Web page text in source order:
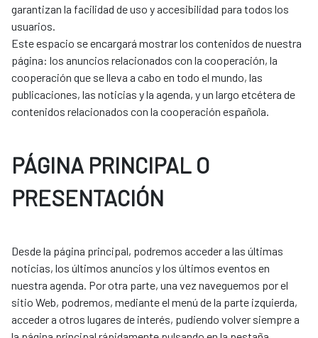
garantizan la facilidad de uso y accesibilidad para todos los
usuarios.
Este espacio se encargará mostrar los contenidos de nuestra
página: los anuncios relacionados con la cooperación, la
cooperación que se lleva a cabo en todo el mundo, las
publicaciones, las noticias y la agenda, y un largo etcétera de
contenidos relacionados con la cooperación española.
PÁGINA PRINCIPAL O
PRESENTACIÓN
Desde la página principal, podremos acceder a las últimas
noticias, los últimos anuncios y los últimos eventos en
nuestra agenda. Por otra parte, una vez naveguemos por el
sitio Web, podremos, mediante el menú de la parte izquierda,
acceder a otros lugares de interés, pudiendo volver siempre a